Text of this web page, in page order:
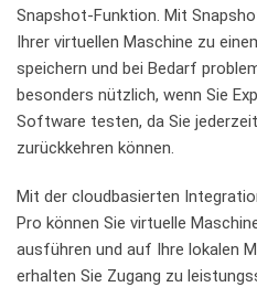
Snapshot-Funktion. Mit
Ihrer virtuellen Maschine⁢ zu
speichern und bei Bedarf
besonders nützlich, wenn Sie
⁣Software testen, da Sie
zurückkehren ⁤können.
Mit der cloudbasierten
Pro können‍ Sie ‍virtuelle
ausführen und auf Ihre⁢ lokalen‍
erhalten Sie Zugang zu